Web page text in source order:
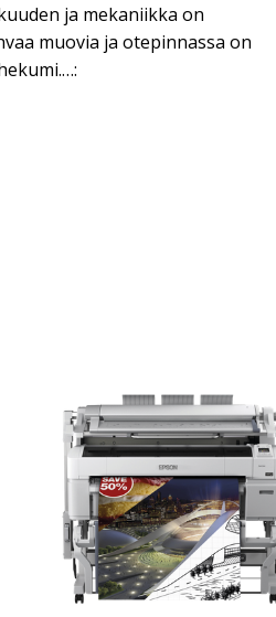
ja mekaniikka on
muovia ja otepinnassa on